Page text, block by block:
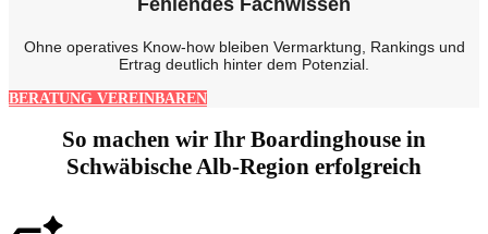
Ohne operatives Know-how bleiben Vermarktung, Rankings und
Ertrag deutlich hinter dem Potenzial.
BERATUNG VEREINBAREN
So machen wir Ihr Boardinghouse in
Schwäbische Alb-Region erfolgreich